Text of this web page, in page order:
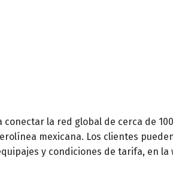
la red global de cerca de
mexicana. Los clientes
y condiciones de tarifa, en la